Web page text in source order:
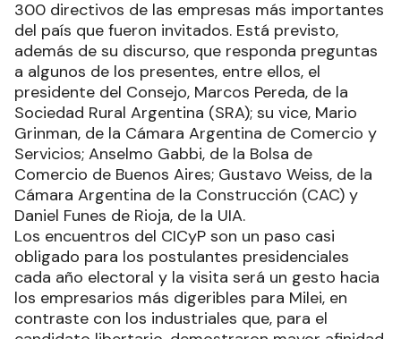
300 directivos de las empresas más importantes
del país que fueron invitados. Está previsto,
además de su discurso, que responda preguntas
a algunos de los presentes, entre ellos, el
presidente del Consejo, Marcos Pereda, de la
Sociedad Rural Argentina (SRA); su vice, Mario
Grinman, de la Cámara Argentina de Comercio y
Servicios; Anselmo Gabbi, de la Bolsa de
Comercio de Buenos Aires; Gustavo Weiss, de la
Cámara Argentina de la Construcción (CAC) y
Daniel Funes de Rioja, de la UIA.
Los encuentros del CICyP son un paso casi
obligado para los postulantes presidenciales
cada año electoral y la visita será un gesto hacia
los empresarios más digeribles para Milei, en
contraste con los industriales que, para el